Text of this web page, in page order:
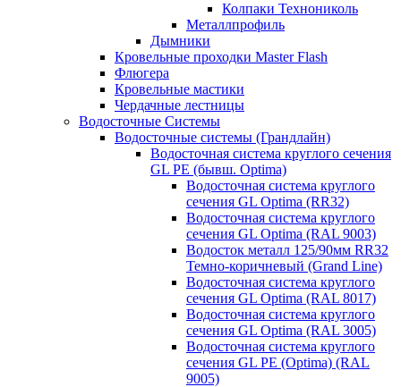
Колпаки Технониколь
Металлпрофиль
Дымники
Кровельные проходки Master Flash
Флюгера
Кровельные мастики
Чердачные лестницы
Водосточные Системы
Водосточные системы (Грандлайн)
Водосточная система круглого сечения
GL PE (бывш. Optima)
Водосточная система круглого
сечения GL Optima (RR32)
Водосточная система круглого
сечения GL Optima (RAL 9003)
Водосток металл 125/90мм RR32
Темно-коричневый (Grand Line)
Водосточная система круглого
сечения GL Optima (RAL 8017)
Водосточная система круглого
сечения GL Optima (RAL 3005)
Водосточная система круглого
сечения GL PE (Optima) (RAL
9005)